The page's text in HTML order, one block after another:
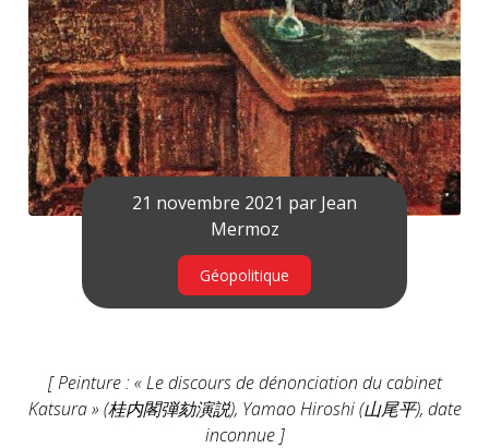
21 novembre 2021 par Jean
Mermoz
Géopolitique
[ Peinture : « Le discours de dénonciation du cabinet
Katsura » (桂内閣弾劾演説), Yamao Hiroshi (山尾平), date
inconnue ]